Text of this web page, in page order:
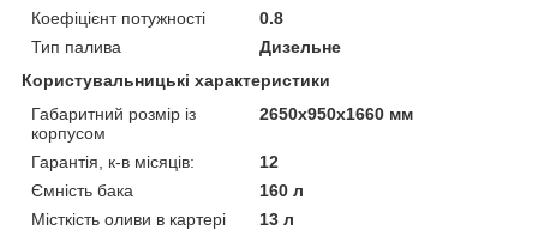
Коефіцієнт потужності
0.8
Тип палива
Дизельне
Користувальницькі характеристики
Габаритний розмір із
корпусом
2650x950x1660 мм
Гарантія, к-в місяців:
12
Ємність бака
160 л
Місткість оливи в картері
13 л